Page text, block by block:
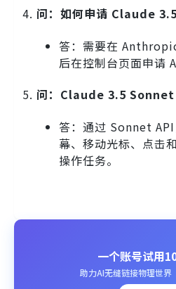
问：如何申请 Claude
答：需要在
后在控制台页面申请
问：Claude 3.5 Sonnet
答：通过 Sonnet
幕、移动光标、点击
操作任务。
一个账号试用
助力AI无缝链接物理世